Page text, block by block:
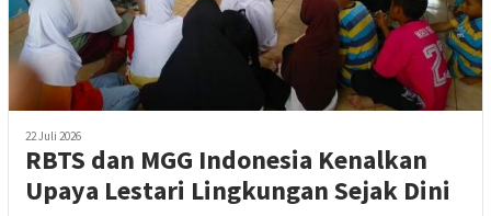
22 Juli 2026
RBTS dan MGG Indonesia Kenalkan
Upaya Lestari Lingkungan Sejak Dini